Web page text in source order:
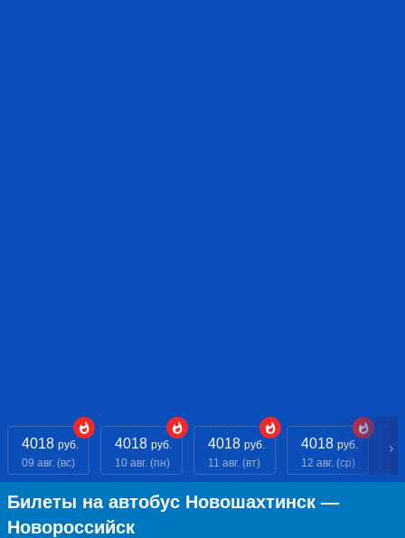
4018 руб.
09 авг. (вс)
4018 руб.
10 авг. (пн)
4018 руб.
11 авг. (вт)
4018 руб.
12 авг. (ср)
Билеты на автобус Новошахтинск —
Новороссийск